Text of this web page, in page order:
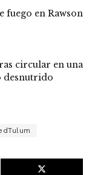
fuego en Rawson
circular en una
desnutrido